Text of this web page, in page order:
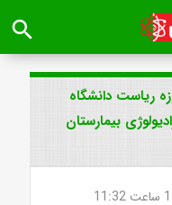
search
ریاست دانشگاه
بیمارستان